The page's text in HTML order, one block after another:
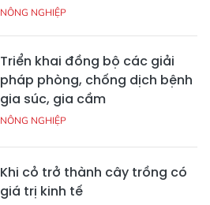
NÔNG NGHIỆP
Triển khai đồng bộ các giải
pháp phòng, chống dịch bệnh
gia súc, gia cầm
NÔNG NGHIỆP
Khi cỏ trở thành cây trồng có
giá trị kinh tế